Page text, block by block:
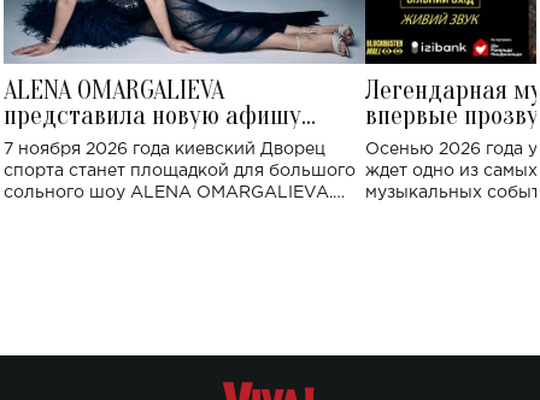
ALENA OMARGALIEVA
представила новую афишу
большого концерта во Дворце
спорта
7 ноября 2026 года киевский Дворец
спорта станет площадкой для большого
сольного шоу ALENA OMARGALIEVA.
Легендарная
впервые
Украине: где
Осенью 2026 года
ждет одно из
музыкальных